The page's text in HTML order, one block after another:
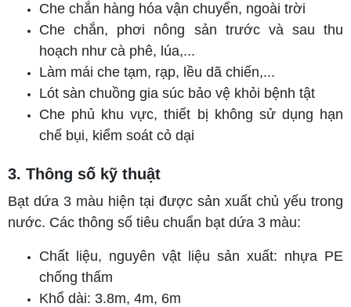
Che chắn hàng hóa vận chuyển, ngoài trời
Che chắn, phơi nông sản trước và sau thu
hoạch như cà phê, lúa,...
Làm mái che tạm, rạp, lều dã chiến,...
Lót sàn chuồng gia súc bảo vệ khỏi bệnh tật
Che phủ khu vực, thiết bị không sử dụng hạn
chế bụi, kiểm soát cỏ dại
3. Thông số kỹ thuật
Bạt dứa 3 màu hiện tại được sản xuất chủ yếu trong
nước. Các thông số tiêu chuẩn bạt dứa 3 màu:
Chất liệu, nguyên vật liệu sản xuất: nhựa PE
chống thấm
Khổ dài: 3.8m, 4m, 6m